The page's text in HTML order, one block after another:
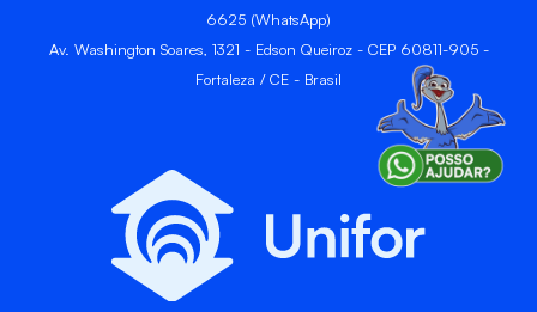
6625 (WhatsApp)
Av. Washington Soares, 1321 - Edson Queiroz - CEP 60811-905 -
Fortaleza / CE - Brasil